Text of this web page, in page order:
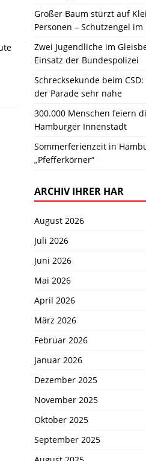
Großer Baum stürzt auf
Personen – Schutzengel im
Zwei Jugendliche im
Einsatz der Bundespolizei
Schrecksekunde beim
der Parade sehr nahe
300.000 Menschen feiern
Hamburger Innenstadt
Sommerferienzeit in
„Pfefferkörner“
ARCHIV IHRER HAR
August 2026
Juli 2026
Juni 2026
Mai 2026
April 2026
März 2026
Februar 2026
Januar 2026
Dezember 2025
November 2025
Oktober 2025
September 2025